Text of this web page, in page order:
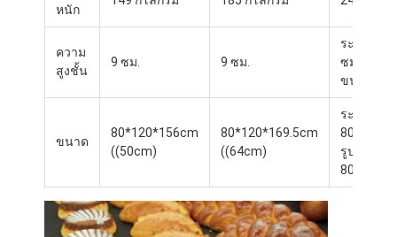
หนัก
ความ
สูงชั้น
9 ซม. 9 ซม.
ระเบียงอ
ซม.
ขนาด:
ขนาด
80*120*156cm
((50cm)
80*120*169.5cm
((64cm)
ระบบพายุ:
รูปแบบปก